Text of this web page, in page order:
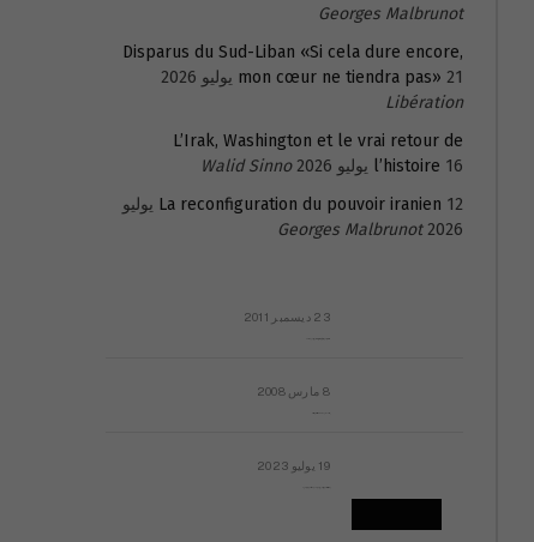
Georges Malbrunot
Disparus du Sud-Liban «Si cela dure encore,
mon cœur ne tiendra pas» 21 يوليو 2026
Libération
L’Irak, Washington et le vrai retour de
l’histoire 16 يوليو 2026
Walid Sinno
La reconfiguration du pouvoir iranien 12 يوليو
2026
Georges Malbrunot
23 ديسمبر 2011
8 مارس 2008
19 يوليو 2023